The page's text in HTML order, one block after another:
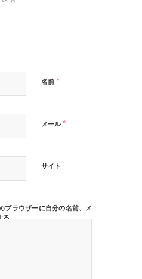
名前 *
メール*
サイト
ブラウザーに自分の名前、メ
る。